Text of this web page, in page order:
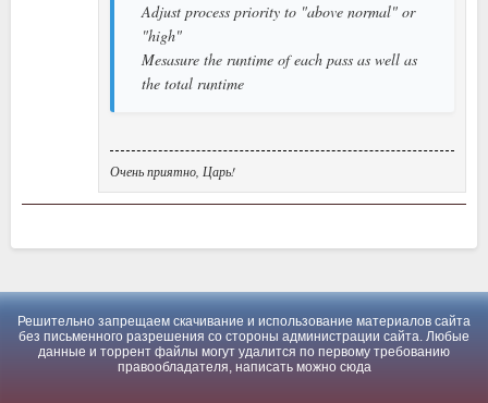
Adjust process priority to "above normal" or
"high"
Mesasure the runtime of each pass as well as
the total runtime
Очень приятно, Царь!
Решительно запрещаем скачивание и использование материалов сайта
без письменного разрешения со стороны администрации сайта. Любые
данные и торрент файлы могут удалится по первому требованию
правообладателя, написать можно сюда